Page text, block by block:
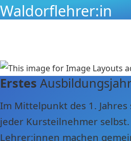
Waldorflehrer:in
Erstes
Im Mittelpunkt des 1.
jeder Kursteilnehmer
Lehrer:innen machen